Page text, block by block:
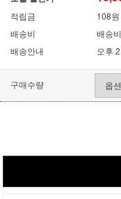
적립금
108원
배송비
배송
배송안내
오후
구매수량